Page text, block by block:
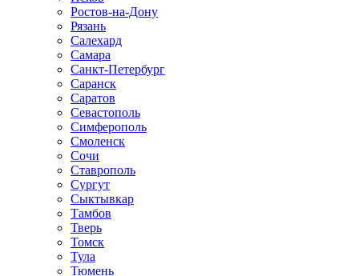
Ростов-на-Дону
Рязань
Салехард
Самара
Санкт-Петербург
Саранск
Саратов
Севастополь
Симферополь
Смоленск
Сочи
Ставрополь
Сургут
Сыктывкар
Тамбов
Тверь
Томск
Тула
Тюмень